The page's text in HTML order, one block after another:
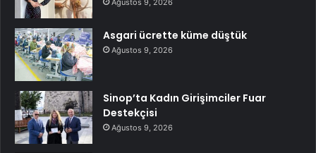
Ağustos 9, 2026
Asgari ücrette küme düştük
Ağustos 9, 2026
Sinop’ta Kadın Girişimciler Fuar
Destekçisi
Ağustos 9, 2026